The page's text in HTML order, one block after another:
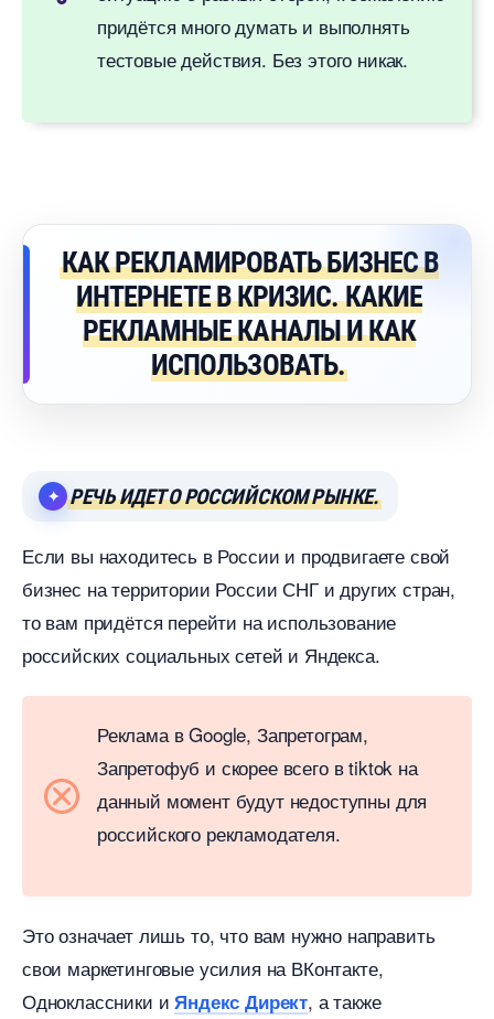
придётся много думать и выполнять
тестовые действия. Без этого никак.
КАК РЕКЛАМИРОВАТЬ БИЗНЕС
ИНТЕРНЕТЕ В КРИЗИС. КАКИЕ
РЕКЛАМНЫЕ КАНАЛЫ И КАК
ИСПОЛЬЗОВАТЬ.
РЕЧЬ ИДЕТ О РОССИЙСКОМ РЫНКЕ.
Если вы находитесь в России и продвигаете свой
изнес на территории России СНГ и других стран,
то вам придётся перейти на использование
российских социальных сетей и Яндекса.
Реклама в Google, Запретограм,
Запретофуб и скорее всего в tiktok на
данный момент будут недоступны для
российского рекламодателя.
Это означает лишь то, что вам нужно направить
свои маркетинговые усилия на ВКонтакте,
Одноклассники иЯндекс Директ, а также